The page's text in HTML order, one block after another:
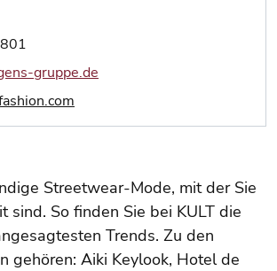
gruppe.de
Streetwear-Mode, mit der Sie
sind. So finden Sie bei KULT die
Trends. Zu den
gehören: Aiki Keylook, Hotel de